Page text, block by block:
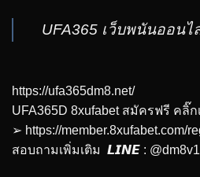
UFA365 เว็บพนันออนไ
https://ufa365dm8.net/
UFA365D 8xufabet สมัครฟรี คลิ๊ก
➢ https://member.8xufabet.com/
สอบถามเพิ่มเติม 𝙇𝙄𝙉𝙀 : @dm8v1